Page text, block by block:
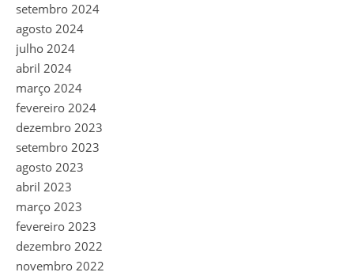
setembro 2024
agosto 2024
julho 2024
abril 2024
março 2024
fevereiro 2024
dezembro 2023
setembro 2023
agosto 2023
abril 2023
março 2023
fevereiro 2023
dezembro 2022
novembro 2022